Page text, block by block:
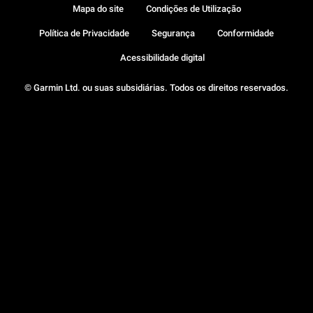
© Garmin Ltd. ou suas subsidiárias. Todos os direitos reservados.
Mapa do site Condições de Utilização
Política de Privacidade Segurança Conformidade
Acessibilidade digital